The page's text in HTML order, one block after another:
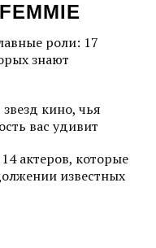
роли: 17
знают
кино, чья
вас удивит
актеров, которые
известных